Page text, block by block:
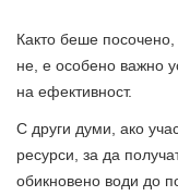
Както беше
не, е особено важно
на ефективност.
С други думи, ако
ресурси, за да
обикновено води до